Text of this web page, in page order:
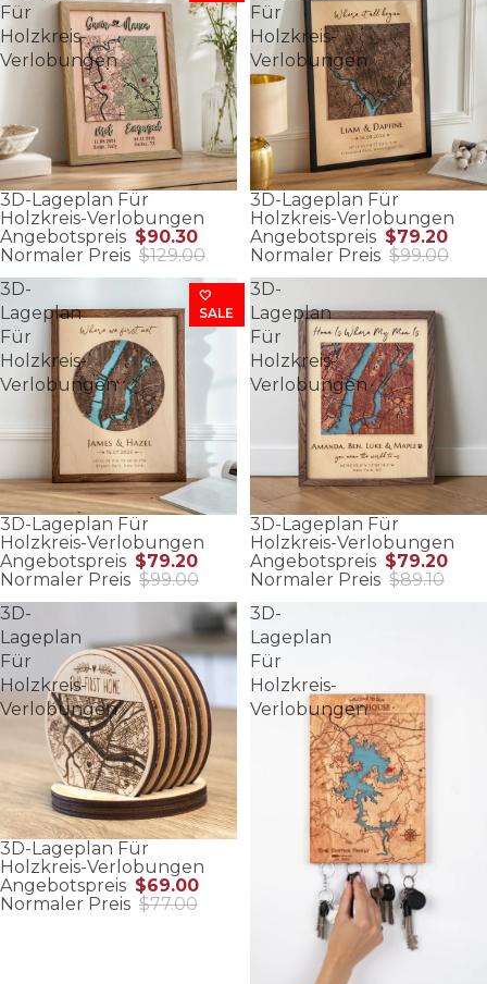
Für
Holzkreis-
Verlobungen
3D-Lageplan Für
Holzkreis-Verlobungen
Angebotspreis $90.30
Normaler Preis $129.00
Für
Holzkreis-
Verlobungen
3D-Lageplan Für
Holzkreis-Verlobungen
Angebotspreis $79.20
Normaler Preis $99.00
3D-
Lageplan
Für
Holzkreis-
Verlobungen
3D-Lageplan Für
Holzkreis-Verlobungen
Angebotspreis $79.20
Normaler Preis $99.00
🤍
SALE
3D-
Lageplan
Für
Holzkreis-
Verlobungen
3D-Lageplan Für
Holzkreis-Verlobungen
Angebotspreis $79.20
Normaler Preis $89.10
3D-
Lageplan
Für
Holzkreis-
Verlobungen
3D-Lageplan Für
Holzkreis-Verlobungen
Angebotspreis $69.00
Normaler Preis $77.00
3D-
Lageplan
Für
Holzkreis-
Verlobungen